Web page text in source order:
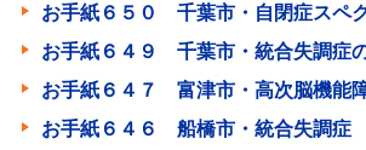
お手紙６５０ 千葉市・自閉症スペ
お手紙６４９ 千葉市・統合失調症
お手紙６４７ 富津市・高次脳機能
お手紙６４６ 船橋市・統合失調症